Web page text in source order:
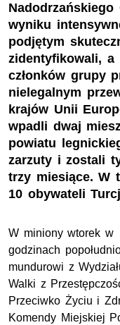
Nadodrzańskiego
wyniku
podjętym
zidentyfikowali, a
członków grupy
nielegalnym
krajów Unii
wpadli dwaj
powiatu
zarzuty i zostali
trzy miesiące. W
10 obywateli
W miniony wtorek w
godzinach
mundurowi z
Walki z
Przeciwko Życiu i
Komendy Miejskiej